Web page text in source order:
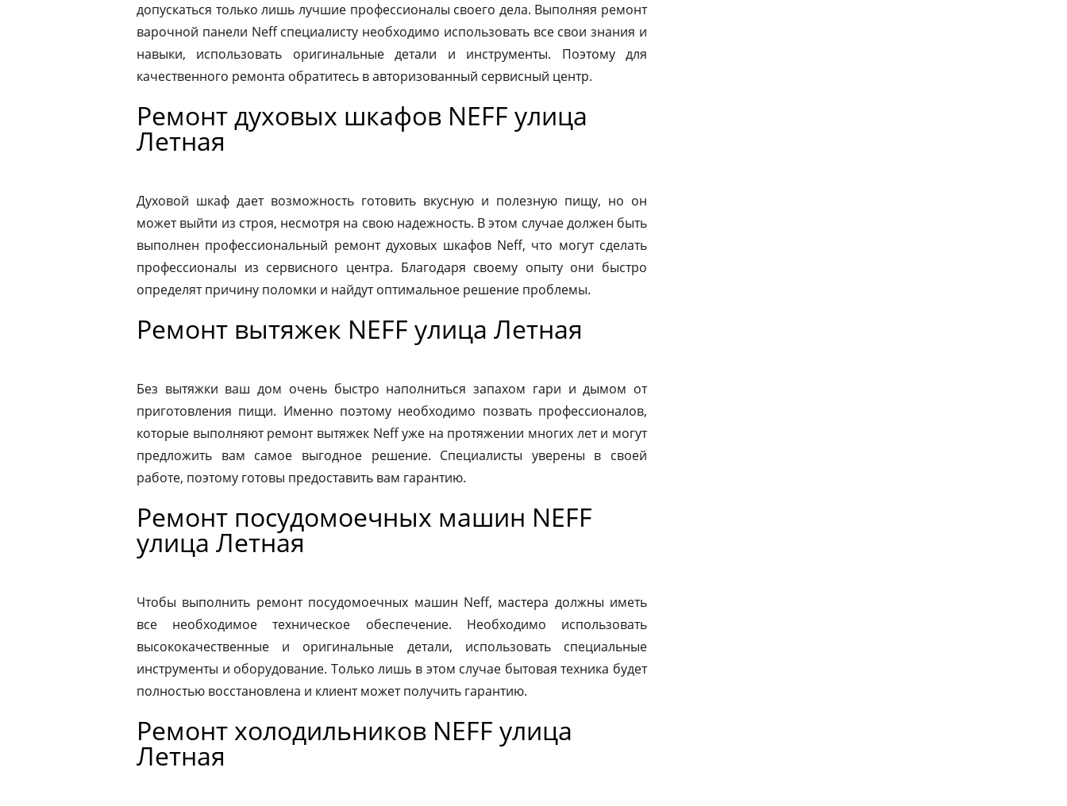
допускаться только лишь лучшие профессионалы своего дела. Выполняя ремонт
варочной панели Neff специалисту необходимо использовать все свои знания и
навыки, использовать оригинальные детали и инструменты. Поэтому для
качественного ремонта обратитесь в авторизованный сервисный центр.
Ремонт духовых шкафов NEFF улица
Летная
Духовой шкаф дает возможность готовить вкусную и полезную пищу, но он
может выйти из строя, несмотря на свою надежность. В этом случае должен быть
выполнен профессиональный ремонт духовых шкафов Neff, что могут сделать
профессионалы из сервисного центра. Благодаря своему опыту они быстро
определят причину поломки и найдут оптимальное решение проблемы.
Ремонт вытяжек NEFF улица Летная
Без вытяжки ваш дом очень быстро наполниться запахом гари и дымом от
приготовления пищи. Именно поэтому необходимо позвать профессионалов,
которые выполняют ремонт вытяжек Neff уже на протяжении многих лет и могут
предложить вам самое выгодное решение. Специалисты уверены в своей
работе, поэтому готовы предоставить вам гарантию.
Ремонт посудомоечных машин NEFF
улица Летная
Чтобы выполнить ремонт посудомоечных машин Neff, мастера должны иметь
все необходимое техническое обеспечение. Необходимо использовать
высококачественные и оригинальные детали, использовать специальные
инструменты и оборудование. Только лишь в этом случае бытовая техника будет
полностью восстановлена и клиент может получить гарантию.
Ремонт холодильников NEFF улица
Летная